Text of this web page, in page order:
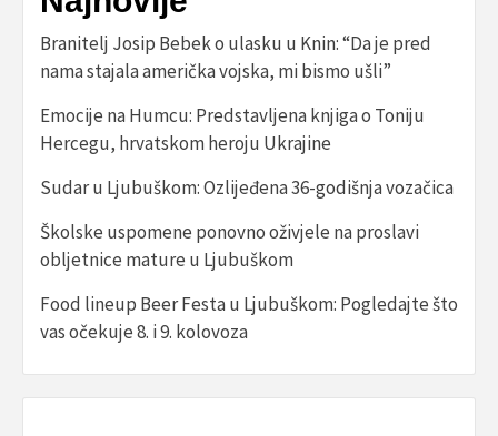
Branitelj Josip Bebek o ulasku u Knin: “Da je pred
nama stajala američka vojska, mi bismo ušli”
Emocije na Humcu: Predstavljena knjiga o Toniju
Hercegu, hrvatskom heroju Ukrajine
Sudar u Ljubuškom: Ozlijeđena 36-godišnja vozačica
Školske uspomene ponovno oživjele na proslavi
obljetnice mature u Ljubuškom
Food lineup Beer Festa u Ljubuškom: Pogledajte što
vas očekuje 8. i 9. kolovoza